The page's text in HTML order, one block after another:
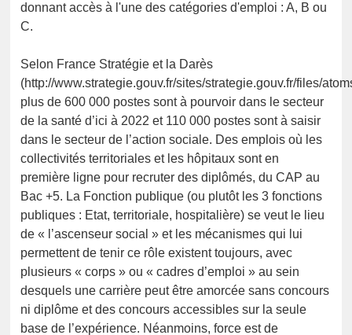
donnant accès à l'une des catégories d'emploi : A, B ou
C.
Selon France Stratégie et la Darès
(http://www.strategie.gouv.fr/sites/strategie.gouv.fr/files/
plus de 600 000 postes sont à pourvoir dans le secteur
de la santé d’ici à 2022 et 110 000 postes sont à saisir
dans le secteur de l’action sociale. Des emplois où les
collectivités territoriales et les hôpitaux sont en
première ligne pour recruter des diplômés, du CAP au
Bac +5. La Fonction publique (ou plutôt les 3 fonctions
publiques : Etat, territoriale, hospitalière) se veut le lieu
de « l’ascenseur social » et les mécanismes qui lui
permettent de tenir ce rôle existent toujours, avec
plusieurs « corps » ou « cadres d’emploi » au sein
desquels une carrière peut être amorcée sans concours
ni diplôme et des concours accessibles sur la seule
base de l’expérience. Néanmoins, force est de